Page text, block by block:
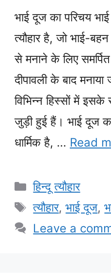
भाई दूज का परिचय
त्यौहार है, जो भाई-
से मनाने के लिए
दीपावली के बाद
विभिन्न हिस्सों में इसके
जुड़ी हुई हैं। भाई दूज
धार्मिक है, … Read
Categories
हिन्दू त्यौहार
Tags
त्यौहार,भाई दूज,
Leave a